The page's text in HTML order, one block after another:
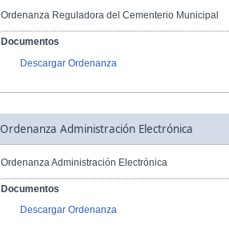
Ordenanza Reguladora del Cementerio Municipal
Documentos
Descargar Ordenanza
Ordenanza Administración Electrónica
Ordenanza Administración Electrónica
Documentos
Descargar Ordenanza